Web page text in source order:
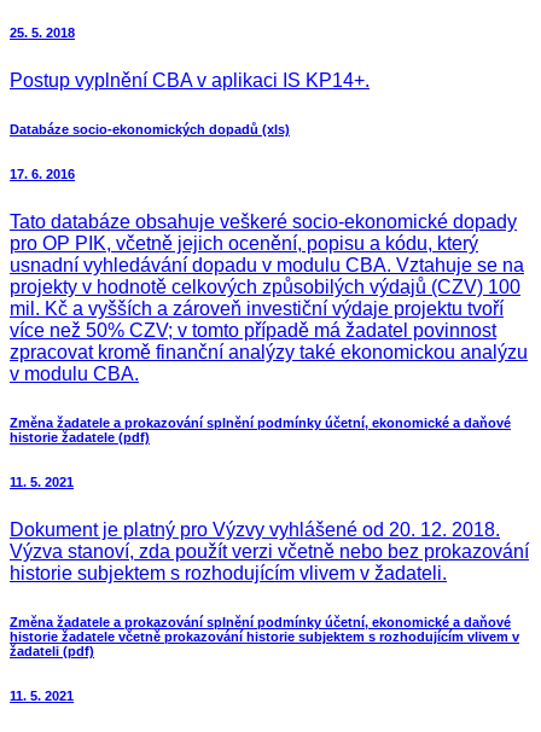
25. 5. 2018
Postup vyplnění CBA v aplikaci IS KP14+.
Databáze socio-ekonomických dopadů (xls)
17. 6. 2016
Tato databáze obsahuje veškeré socio-ekonomické dopady
pro OP PIK, včetně jejich ocenění, popisu a kódu, který
usnadní vyhledávání dopadu v modulu CBA. Vztahuje se na
projekty v hodnotě celkových způsobilých výdajů (CZV) 100
mil. Kč a vyšších a zároveň investiční výdaje projektu tvoří
více než 50% CZV; v tomto případě má žadatel povinnost
zpracovat kromě finanční analýzy také ekonomickou analýzu
v modulu CBA.
Změna žadatele a prokazování splnění podmínky účetní, ekonomické a daňové
historie žadatele (pdf)
11. 5. 2021
Dokument je platný pro Výzvy vyhlášené od 20. 12. 2018.
Výzva stanoví, zda použít verzi včetně nebo bez prokazování
historie subjektem s rozhodujícím vlivem v žadateli.
Změna žadatele a prokazování splnění podmínky účetní, ekonomické a daňové
historie žadatele včetně prokazování historie subjektem s rozhodujícím vlivem v
žadateli (pdf)
11. 5. 2021